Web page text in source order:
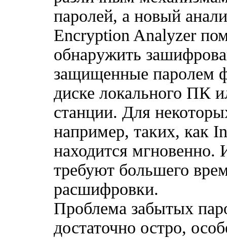
паролей, а новый
Encryption Analyzer
обнаружить
защищенные паролем
диске локального ПК
станции. Для
например, таких, как
находится
требуют большего
расшифровки.
Прoблема забытых
достаточно остро,